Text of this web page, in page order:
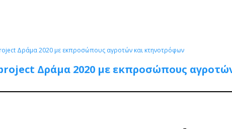
Δράμα 2020 με εκπροσώπους αγροτών και κτηνοτρόφων
Δράμα 2020 με εκπροσώπους